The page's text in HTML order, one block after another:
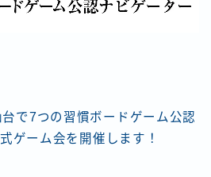
で7つの習慣ボードゲーム公認
ゲーム会を開催します！